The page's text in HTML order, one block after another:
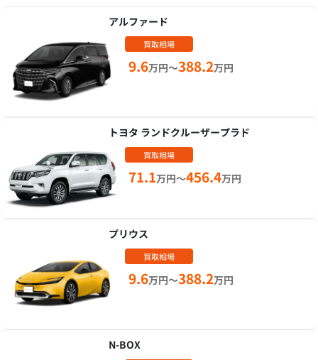
アルファード
買取相場
9.6万円～388.2万円
トヨタ ランドクルーザープラド
買取相場
71.1万円～456.4万円
プリウス
買取相場
9.6万円～388.2万円
N-BOX